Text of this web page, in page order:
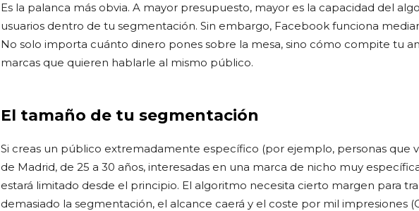
Es la palanca más obvia. A mayor presupuesto, mayor es la capacidad del
usuarios dentro de tu segmentación. Sin embargo, Facebook funciona
No solo importa cuánto dinero pones sobre la mesa, sino cómo compite tu
marcas que quieren hablarle al mismo público.
El tamaño de tu segmentación
Si creas un público extremadamente específico (por ejemplo, personas que
de Madrid, de 25 a 30 años, interesadas en una marca de nicho muy
estará limitado desde el principio. El algoritmo necesita cierto margen para
demasiado la segmentación, el alcance caerá y el coste por mil impresiones